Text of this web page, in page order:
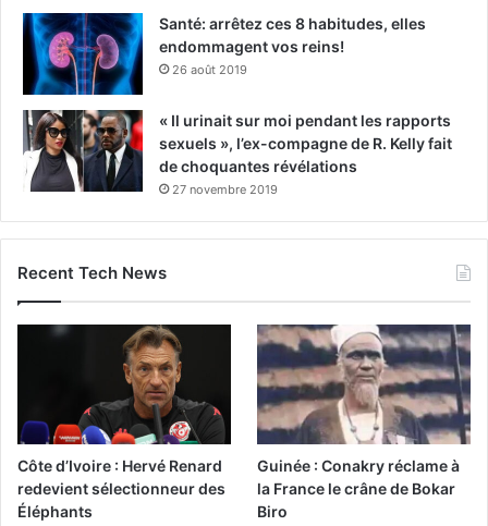
Santé: arrêtez ces 8 habitudes, elles
endommagent vos reins!
26 août 2019
« Il urinait sur moi pendant les rapports
sexuels », l’ex-compagne de R. Kelly fait
de choquantes révélations
27 novembre 2019
Recent Tech News
Côte d’Ivoire : Hervé Renard
redevient sélectionneur des
Éléphants
Guinée : Conakry réclame à
la France le crâne de Bokar
Biro